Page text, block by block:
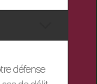
défense